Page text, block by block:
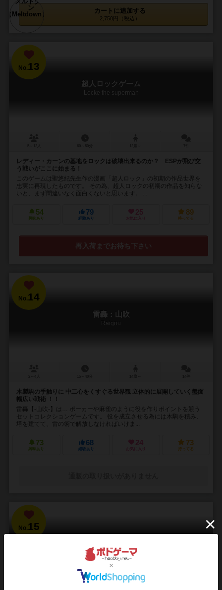
カートに追加する
2,750円（税込）
No.13
超人ロックゲーム
Locke the superman
レディー・カーンの基地をロックは破壊出来るのか？ ESPが飛び交
う戦いがここに始まる！
このゲームは聖悠紀先生作の漫画「超人ロック」の初期の作品世界を
忠実に再現したものです。 その為、超人ロックの初期の作品を知らな
いと、まず間違いなく面白くないと思います。 ...
54
興味あり
79
経験あり
25
お気に入り
89
持ってる
再入荷までお待ち下さい
No.14
雷轟：山吹
Raigou
木製駒の手触りに 中二心をくすぐる世界観 立体的に展開していく盤面
幅広い戦術 ！！
雷轟【-山吹-】は… ポーカーや麻雀のように役を作りポイントを競う
セットコレクションゲームです。 役を成立させる為には木駒を積み、
塔を建てて、雷の術で解放しなければいけま...
73
興味あり
68
経験あり
24
お気に入り
73
持ってる
No.15
Bloodborne: The Card Game